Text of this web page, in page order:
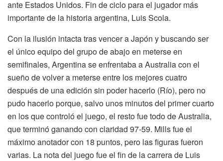
ante Estados Unidos. Fin de ciclo para el jugador más
importante de la historia argentina, Luis Scola.
Con la ilusión intacta tras vencer a Japón y buscando ser
el único equipo del grupo de abajo en meterse en
semifinales, Argentina se enfrentaba a Australia con el
sueño de volver a meterse entre los mejores cuatro
después de una edición sin poder hacerlo (Río), pero no
pudo hacerlo porque, salvo unos minutos del primer cuarto
en los que controló el juego, el resto fue todo de Australia,
que terminó ganando con claridad 97-59. Mills fue el
máximo anotador con 18 puntos, pero las figuras fueron
varias. La nota del juego fue el fin de la carrera de Luis